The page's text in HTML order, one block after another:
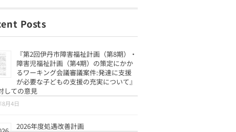
Posts
『第2回伊丹市障害福祉計画（第8期）・
障害児福祉計画（第4期）の策定にかか
るワーキング会議審議案件:発達に支援
が必要な子どもの支援の充実について』
しての意見
8月4日
2026年度処遇改善計画